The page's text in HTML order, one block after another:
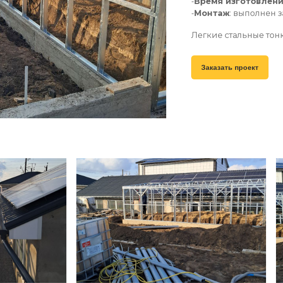
-Монтаж: выполнен
Легкие стальные
идеальное решение
долговечности и
выдерживает
Заказать проект